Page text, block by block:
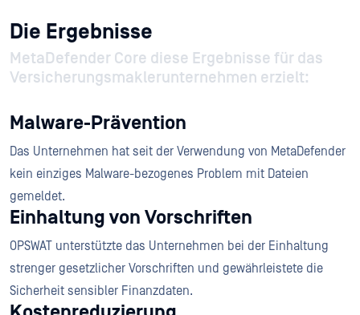
Die Ergebnisse
MetaDefender Core diese Ergebnisse für das
Versicherungsmaklerunternehmen erzielt:
Malware-Prävention
Das Unternehmen hat seit der Verwendung von MetaDefender
kein einziges Malware-bezogenes Problem mit Dateien
gemeldet.
Einhaltung von Vorschriften
OPSWAT unterstützte das Unternehmen bei der Einhaltung
strenger gesetzlicher Vorschriften und gewährleistete die
Sicherheit sensibler Finanzdaten.